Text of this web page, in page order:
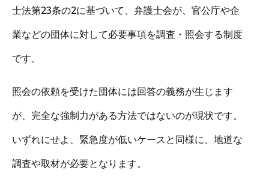
士法第23条の2に基づいて、弁護士会が、官公庁や企
業などの団体に対して必要事項を調査・照会する制度
です。
照会の依頼を受けた団体には回答の義務が生じます
が、完全な強制力がある方法ではないのが現状です。
いずれにせよ、緊急度が低いケースと同様に、地道な
調査や取材が必要となります。